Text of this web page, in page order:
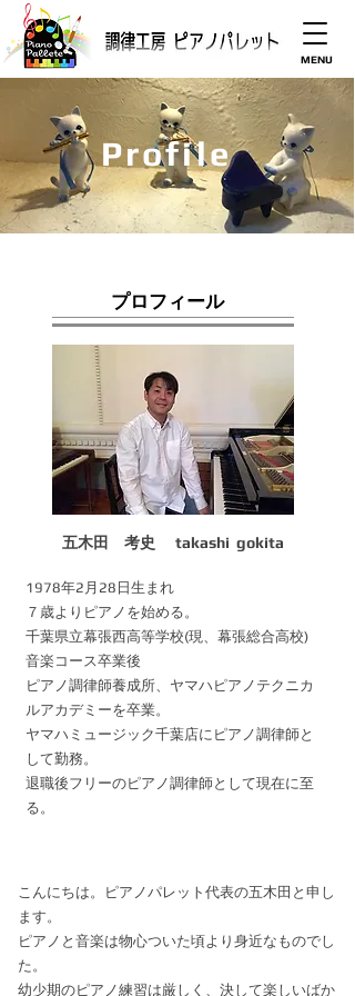
MENU
Profile
​プロフィール
​五木田 考史 takashi gokita
1978年2月28日生まれ
７歳よりピアノを始める。
千葉県立幕張西高等学校(現、幕張総合高校)
音楽コース卒業後
ピアノ調律師養成所、ヤマハピアノテクニカ
ルアカデミーを卒業。
​ヤマハミュージック千葉店にピアノ調律師と
して勤務。
​退職後フリーのピアノ調律師として現在に至
る。
こんにちは。ピアノパレット代表の五木田と申し
ます。
ピアノと音楽は物心ついた頃より身近なものでし
た。
​幼少期のピアノ練習は厳しく、決して楽しいばか